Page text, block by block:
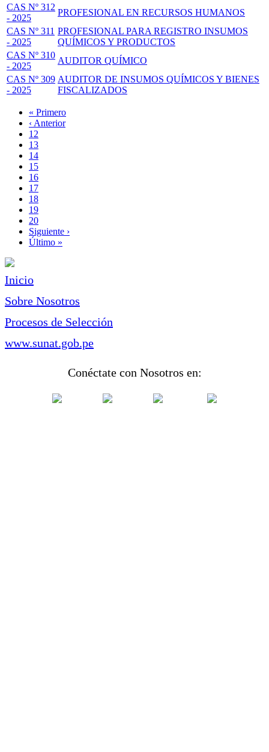
CAS Nº 312
- 2025
PROFESIONAL EN RECURSOS HUMANOS
CAS Nº 311
- 2025
PROFESIONAL PARA REGISTRO INSUMOS
QUÍMICOS Y PRODUCTOS
CAS Nº 310
- 2025
AUDITOR QUÍMICO
CAS Nº 309
- 2025
AUDITOR DE INSUMOS QUÍMICOS Y BIENES
FISCALIZADOS
Paginación
Primera
página
« Primero
Página
anterior
‹ Anterior
Page
12
Page
13
Page
14
Page
15
Página
actual
16
Page
17
Page
18
Page
19
Page
20
Siguiente
página
Siguiente ›
Última
Último »
Inicio
Sobre Nosotros
Procesos de Selección
www.sunat.gob.pe
Conéctate con Nosotros en: